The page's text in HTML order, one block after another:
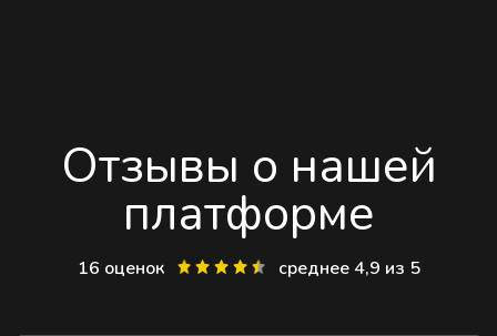
Отзывы о нашей
платформе
16 оценок среднее 4,9 из 5